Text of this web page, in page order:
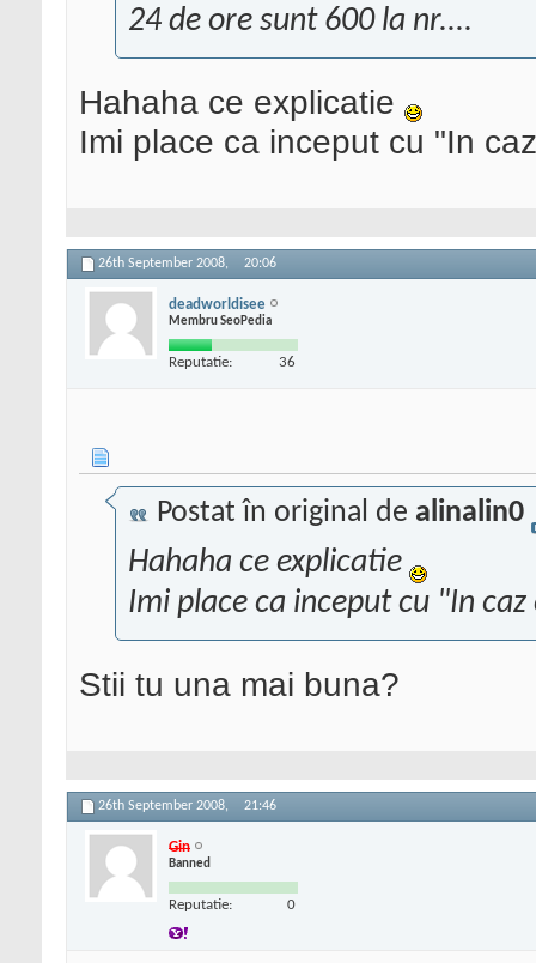
24 de ore sunt 600 la nr....
Hahaha ce explicatie
Imi place ca inceput cu "In
26th September 2008, 20:06
deadworldisee
Membru SeoPedia
Reputatie: 36
Postat în original de alinalin0
Hahaha ce explicatie
Imi place ca inceput cu "In
Stii tu una mai buna?
26th September 2008, 21:46
Gin
Banned
Reputatie: 0